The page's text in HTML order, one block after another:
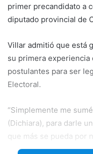
primer precandidato a
diputado provincial de
Villar admitió que está
su primera
postulantes para ser
Electoral.
“Simplemente me
(Dichiara), para darle
que más se pueda por